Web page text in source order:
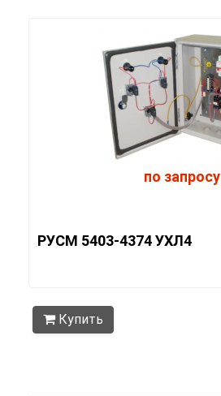
по запросу
РУСМ 5403-4374 УХЛ4
Купить